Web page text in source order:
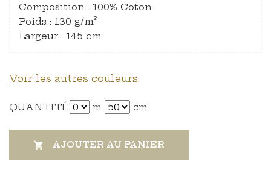
Composition : 100% Coton
Poids : 130 g/m²
Largeur : 145 cm
Voir les autres couleurs.
QUANTITÉ m cm
 AJOUTER AU PANIER